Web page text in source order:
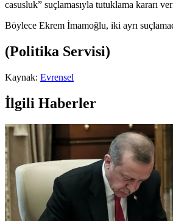
casusluk” suçlamasıyla tutuklama kararı
Böylece Ekrem İmamoğlu, iki ayrı
(Politika Servisi)
Kaynak: Evrensel
İlgili Haberler